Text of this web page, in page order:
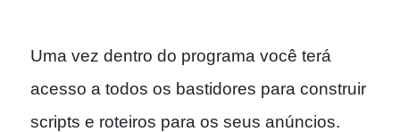
Uma vez dentro do programa você terá
acesso a todos os bastidores para construir
scripts e roteiros para os seus anúncios.